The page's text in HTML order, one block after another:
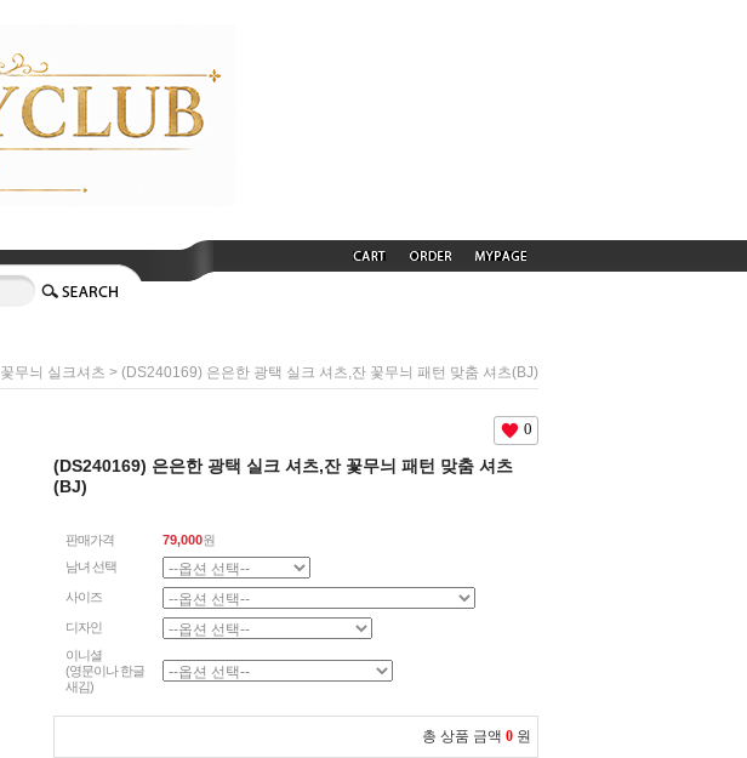
꽃무늬 실크셔츠 > (DS240169) 은은한 광택 실크 셔츠,잔 꽃무늬 패턴 맞춤 셔츠(BJ)
0
(DS240169) 은은한 광택 실크 셔츠,잔 꽃무늬 패턴 맞춤 셔츠
(BJ)
판매가격 79,000원
남녀 선택
사이즈
디자인
이니셜
(영문이나 한글
새김)
총 상품 금액 0 원